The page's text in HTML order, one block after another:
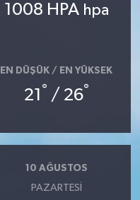
1008 HPA hpa
EN DÜŞÜK / EN YÜKSEK
21 ° / 26°
10 AĞUSTOS
PAZARTESI